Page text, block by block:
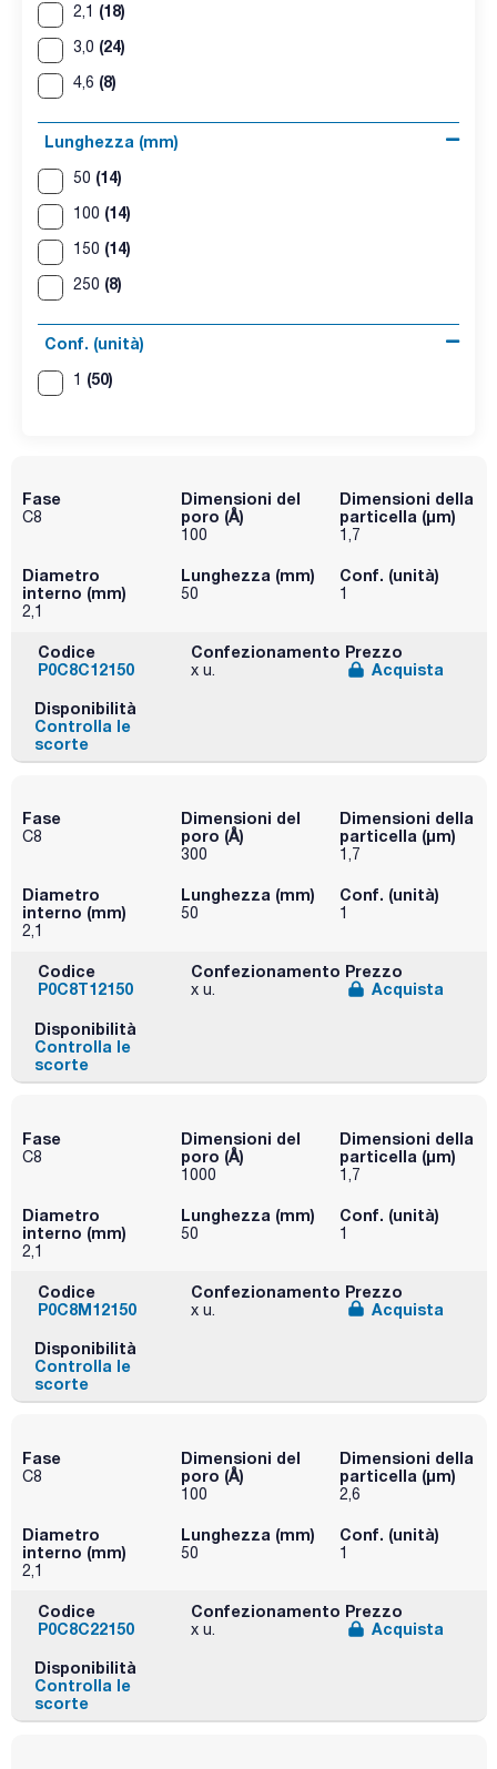
2,1 (18)
3,0 (24)
4,6 (8)
Lunghezza (mm)
50 (14)
100 (14)
150 (14)
250 (8)
Conf. (unità)
1 (50)
Fase
C8
Dimensioni del
poro (Å)
100
Dimensioni della
particella (μm)
1,7
Diametro
interno (mm)
2,1
Lunghezza (mm)
50
Conf. (unità)
1
Codice
P0C8C12150
Confezionamento
x u.
Prezzo
Acquista
Disponibilità
Controlla le
scorte
Fase
C8
Dimensioni del
poro (Å)
300
Dimensioni della
particella (μm)
1,7
Diametro
interno (mm)
2,1
Lunghezza (mm)
50
Conf. (unità)
1
Codice
P0C8T12150
Confezionamento
x u.
Prezzo
Acquista
Disponibilità
Controlla le
scorte
Fase
C8
Dimensioni del
poro (Å)
1000
Dimensioni della
particella (μm)
1,7
Diametro
interno (mm)
2,1
Lunghezza (mm)
50
Conf. (unità)
1
Codice
P0C8M12150
Confezionamento
x u.
Prezzo
Acquista
Disponibilità
Controlla le
scorte
Fase
C8
Dimensioni del
poro (Å)
100
Dimensioni della
particella (μm)
2,6
Diametro
interno (mm)
2,1
Lunghezza (mm)
50
Conf. (unità)
1
Codice
P0C8C22150
Confezionamento
x u.
Prezzo
Acquista
Disponibilità
Controlla le
scorte